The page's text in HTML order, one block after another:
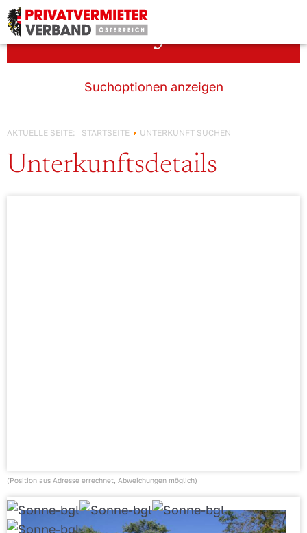
Unterkunft suchen
Suchoptionen anzeigen
AKTUELLE SEITE: STARTSEITE UNTERKUNFT SUCHEN
Unterkunftsdetails
(Position aus Adresse errechnet, Abweichungen möglich)